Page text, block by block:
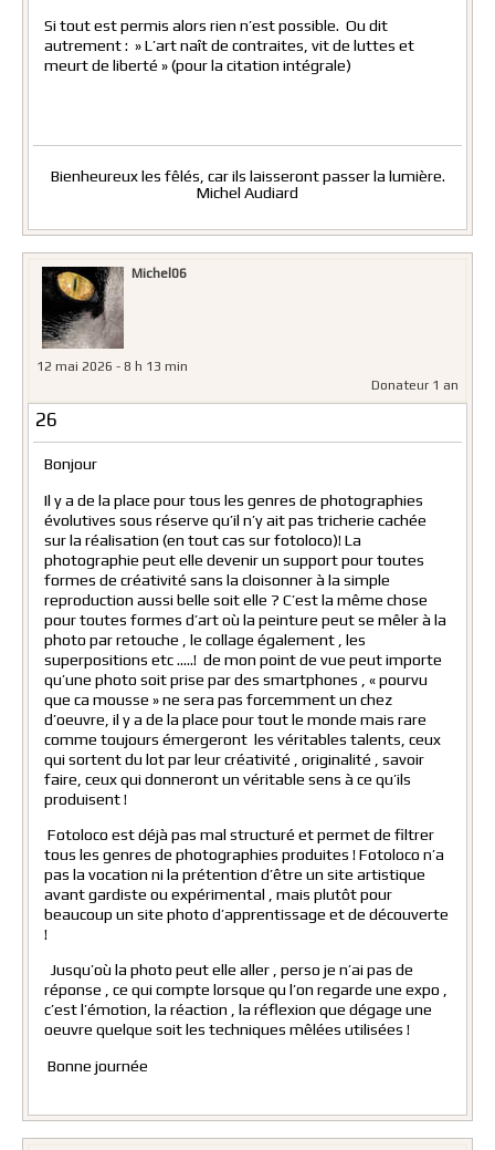
Si tout est permis alors rien n’est possible. Ou dit
autrement : » L’art naît de contraites, vit de luttes et
meurt de liberté » (pour la citation intégrale)
Bienheureux les fêlés, car ils laisseront passer la lumière.
Michel Audiard
Michel06
12 mai 2026 - 8 h 13 min
Donateur 1 an
26
Bonjour
Il y a de la place pour tous les genres de photographies
évolutives sous réserve qu’il n’y ait pas tricherie cachée
sur la réalisation (en tout cas sur fotoloco)! La
photographie peut elle devenir un support pour toutes
formes de créativité sans la cloisonner à la simple
reproduction aussi belle soit elle ? C’est la même chose
pour toutes formes d’art où la peinture peut se mêler à la
photo par retouche , le collage également , les
superpositions etc …..! de mon point de vue peut importe
qu’une photo soit prise par des smartphones , « pourvu
que ca mousse » ne sera pas forcemment un chez
d’oeuvre, il y a de la place pour tout le monde mais rare
comme toujours émergeront les véritables talents, ceux
qui sortent du lot par leur créativité , originalité , savoir
faire, ceux qui donneront un véritable sens à ce qu’ils
produisent !
Fotoloco est déjà pas mal structuré et permet de filtrer
tous les genres de photographies produites ! Fotoloco n’a
pas la vocation ni la prétention d’être un site artistique
avant gardiste ou expérimental , mais plutôt pour
beaucoup un site photo d’apprentissage et de découverte
!
Jusqu’où la photo peut elle aller , perso je n’ai pas de
réponse , ce qui compte lorsque qu l’on regarde une expo ,
c’est l’émotion, la réaction , la réflexion que dégage une
oeuvre quelque soit les techniques mêlées utilisées !
Bonne journée